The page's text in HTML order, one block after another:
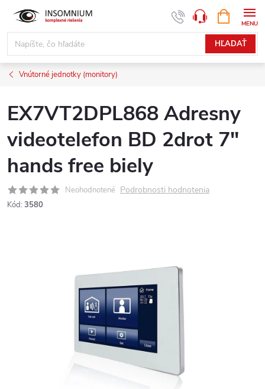
obsah
HĽADAŤ
KOŠÍK
Vnútorné jednotky (monitory)
EX7VT2DPL868 Adresny
videotelefon BD 2drot 7"
hands free biely
Neohodnotené Podrobnosti hodnotenia
Kód: 3580
www.insomnium.sk - Chat